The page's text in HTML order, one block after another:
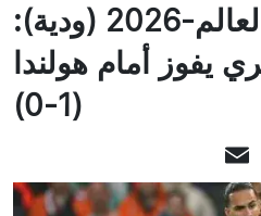
تحضيرات كأس العالم-2026 (ودية):
يفوز أمام هولندا
(1-0)
Mastodon